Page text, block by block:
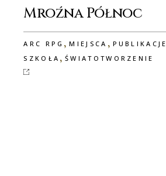
Mroźna Północ
ARC RPG ,MIEJSCA , PUBLIKACJE
SZKOŁA ,ŚWIATOTWORZENIE